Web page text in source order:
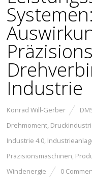
Industrie
Konrad Will-Gerber
Drehmoment,
Industrie 4.0,
Präzisionsmaschinen,
Windenergie
0